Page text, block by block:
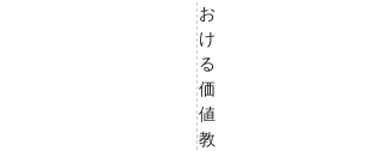
お
け
る
価
値
教